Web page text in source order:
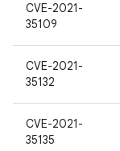
CVE-2021-
35109
CVE-2021-
35132
CVE-2021-
35135